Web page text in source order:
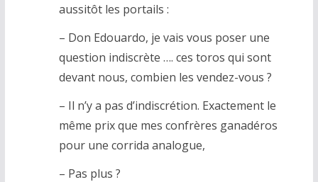
aussitôt les portails :
– Don Edouardo, je vais vous poser une
question indiscrète …. ces toros qui sont
devant nous, combien les vendez-vous ?
– Il n’y a pas d’indiscrétion. Exactement le
même prix que mes confrères ganadéros
pour une corrida analogue,
– Pas plus ?